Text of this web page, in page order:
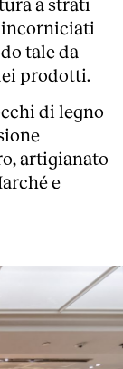
incorniciati
tale da
prodotti.
di legno
artigianato
e